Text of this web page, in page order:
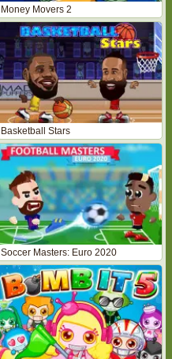
Money Movers 2
Basketball Stars
Soccer Masters: Euro 2020